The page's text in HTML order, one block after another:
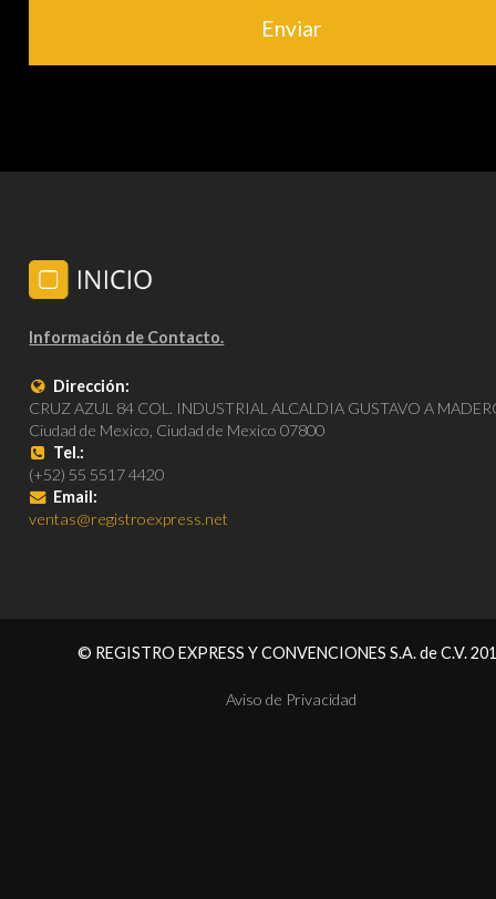
Enviar
Información de Contacto.
Dirección:
CRUZ AZUL 84 COL. INDUSTRIAL ALCALDIA GUSTAVO A
Ciudad de Mexico, Ciudad de Mexico 07800
Tel.:
(+52) 55 5517 4420
Email:
ventas@registroexpress.net
© REGISTRO EXPRESS Y CONVENCIONES S.A. de C.V.
Aviso de Privacidad